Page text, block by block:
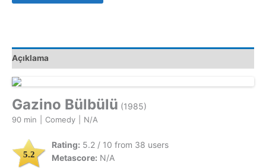
Açıklama
Gazino Bülbülü (1985)
90 min Comedy N/A
5.2
Rating: 5.2 / 10 from 38 users
Metascore: N/A